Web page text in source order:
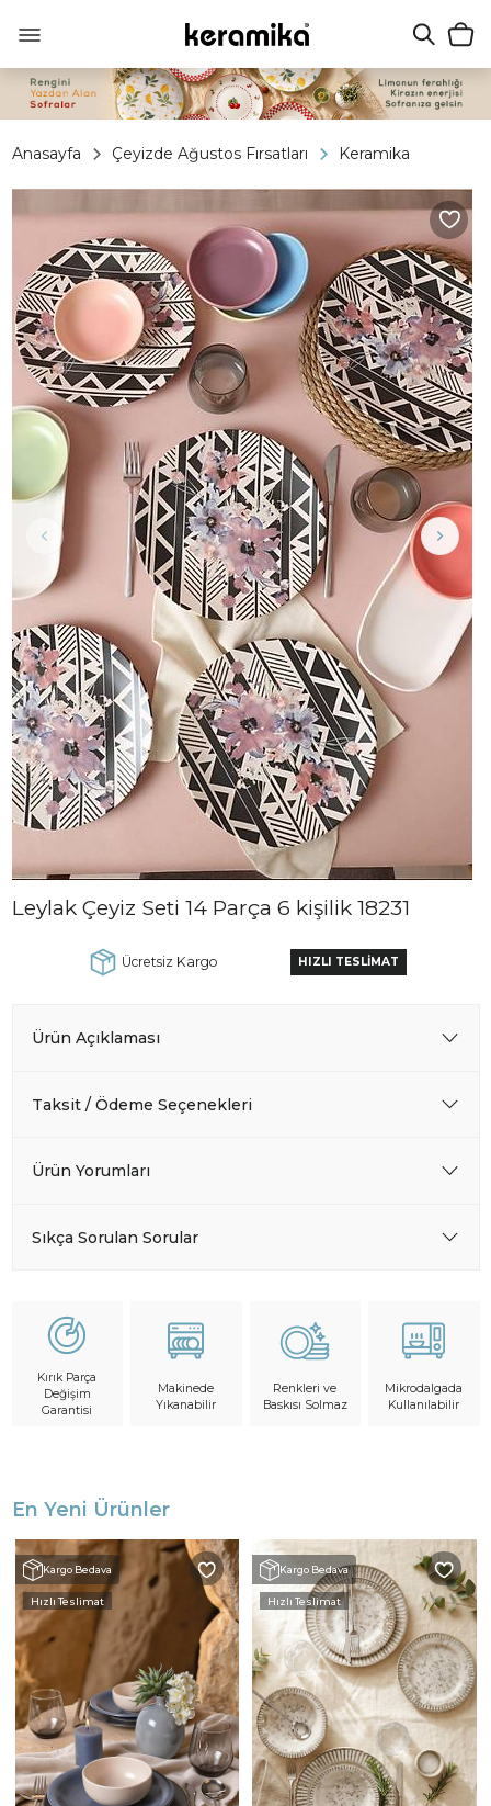
Anasayfa Çeyizde Ağustos Fırsatları Keramika
Leylak Çeyiz Seti 14 Parça 6 kişilik 18231
Ücretsiz Kargo HIZLI TESLİMAT
Ürün Açıklaması
Taksit / Ödeme Seçenekleri
Ürün Yorumları
Sıkça Sorulan Sorular
Kırık Parça
Değişim
Garantisi
Makinede
Yıkanabilir
Renkleri ve
Baskısı Solmaz
Mikrodalgada
Kullanılabilir
En Yeni Ürünler
Kargo Bedava
Hızlı Teslimat
Kargo Bedava
Hızlı Teslimat